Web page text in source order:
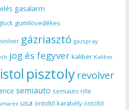
gasalarm
gumilövedékes
gázriasztó gázspray
jog és fegyver kaliber Kaliber
pisztoly revolver
semiauto semiauto rifle
usa öntöltő karabély öntöltő